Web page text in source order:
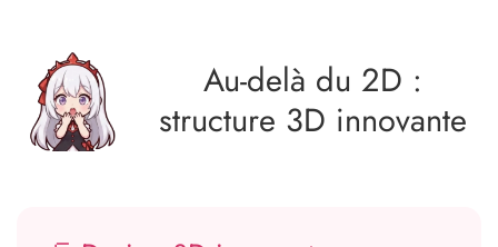
Au‑delà du 2D :
structure 3D innovante